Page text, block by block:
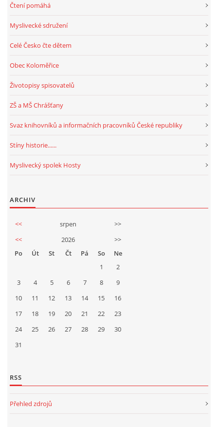
Čtení pomáhá
Myslivecké sdružení
Celé Česko čte dětem
Obec Koloměřice
Životopisy spisovatelů
ZŠ a MŠ Chrášťany
Svaz knihovníků a informačních pracovníků České republiky
Stíny historie......
Myslivecký spolek Hosty
ARCHIV
<< srpen
>>
<<
2026
>>
Po
Út St Čt Pá So
Ne
1
2
3
4 5 6 7 8
9
10
11 12 13 14 15
16
17
18 19 20 21 22
23
24
25 26 27 28 29
30
31
RSS
Přehled zdrojů